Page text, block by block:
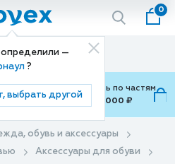
—
?
выбрать другой
0
Способ доставки
Доставка
Можно оплатить по частям
от 700 ₽ до 15,000 ₽
обувь и аксессуары
Аксессуары для обуви